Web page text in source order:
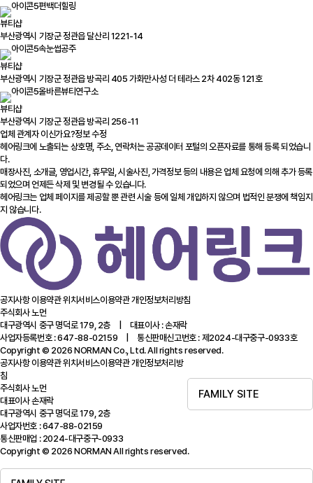
편백더힐링
뷰티샵
부산광역시 기장군 정관읍 달산리 1221-14
속눈썹공주
뷰티샵
부산광역시 기장군 정관읍 방곡리 405 가화만사성 더 테라스 2차 402동 121호
올바른뷰티연구소
뷰티샵
부산광역시 기장군 정관읍 방곡리 256-11
업체 관계자 이신가요?정보 수정
헤어링크에 노출되는 상호명, 주소, 연락처는 공공데이터 포털의 오픈자료를 통해 등록 되었습니
다.
매장사진, 소개글, 영업시간, 휴무일, 시술사진, 가격정보 등의 내용은 업체 요청에 의해 추가 등록
되었으며 언제든 삭제 및 변경될 수 있습니다.
헤어링크는 업체 페이지를 제공할 뿐 관련 시술 등에 일체 개입하지 않으며 법적인 분쟁에 책임지
지 않습니다.
공지사항이용약관위치서비스이용약관개인정보처리방침
주식회사 노먼
대구광역시 중구 명덕로 179, 2층 | 대표이사 : 손재락
사업자등록번호 : 647-88-02159 | 통신판매신고번호 : 제2024-대구중구-0933호
Copyright © 2026 NORMAN Co., Ltd. All rights reserved.
FAMILY SITE
공지사항이용약관위치서비스이용약관개인정보처리방
침
주식회사 노먼
대표이사 손재락
대구광역시 중구 명덕로 179, 2층
사업자번호 : 647-88-02159
통신판매업 : 2024-대구중구-0933
Copyright © 2026 NORMAN All rights reserved.